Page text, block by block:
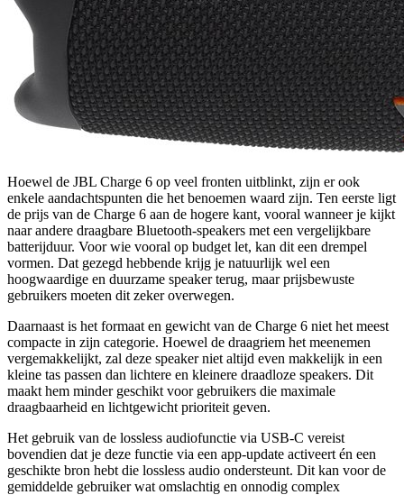
Hoewel de JBL Charge 6 op veel fronten uitblinkt, zijn er ook
enkele aandachtspunten die het benoemen waard zijn. Ten eerste ligt
de prijs van de Charge 6 aan de hogere kant, vooral wanneer je kijkt
naar andere draagbare Bluetooth-speakers met een vergelijkbare
batterijduur. Voor wie vooral op budget let, kan dit een drempel
vormen. Dat gezegd hebbende krijg je natuurlijk wel een
hoogwaardige en duurzame speaker terug, maar prijsbewuste
gebruikers moeten dit zeker overwegen.
Daarnaast is het formaat en gewicht van de Charge 6 niet het meest
compacte in zijn categorie. Hoewel de draagriem het meenemen
vergemakkelijkt, zal deze speaker niet altijd even makkelijk in een
kleine tas passen dan lichtere en kleinere draadloze speakers. Dit
maakt hem minder geschikt voor gebruikers die maximale
draagbaarheid en lichtgewicht prioriteit geven.
Het gebruik van de lossless audiofunctie via USB-C vereist
bovendien dat je deze functie via een app-update activeert én een
geschikte bron hebt die lossless audio ondersteunt. Dit kan voor de
gemiddelde gebruiker wat omslachtig en onnodig complex